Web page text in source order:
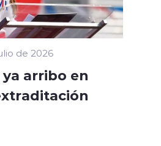
de 2026
arribo en